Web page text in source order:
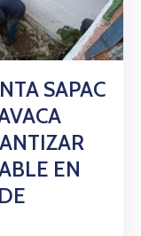
SAPAC
EN